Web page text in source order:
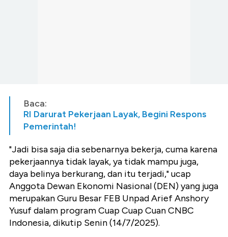
Baca:
RI Darurat Pekerjaan Layak, Begini Respons
Pemerintah!
"Jadi bisa saja dia sebenarnya bekerja, cuma karena
pekerjaannya tidak layak, ya tidak mampu juga,
daya belinya berkurang, dan itu terjadi," ucap
Anggota Dewan Ekonomi Nasional (DEN) yang juga
merupakan Guru Besar FEB Unpad Arief Anshory
Yusuf dalam program Cuap Cuap Cuan CNBC
Indonesia, dikutip Senin (14/7/2025).